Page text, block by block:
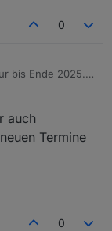
0
bis Ende 2025.
weil es für jeden
abfangen?
auch
Termine
0